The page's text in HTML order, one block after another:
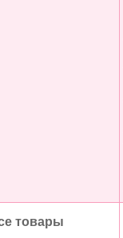
товары